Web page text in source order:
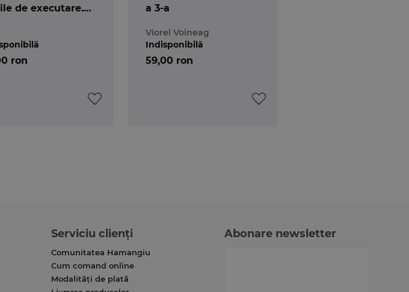
de executare.
ron
a 3-a
Viorel Voineag
59,00 ron
Indisponibilă
Serviciu clienți
Comunitatea Hamangiu
Cum comand online
Modalități de plată
Abonare newsletter